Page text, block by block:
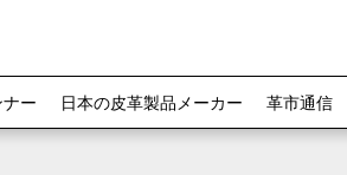
ー 日本の皮革製品メーカー 革市通信